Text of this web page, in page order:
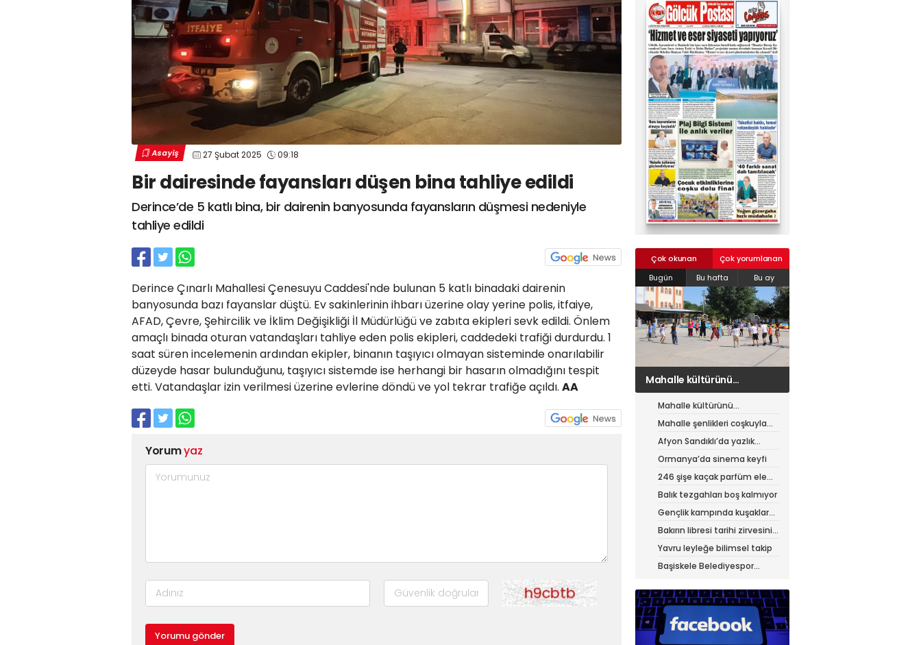
Asayiş 27 Şubat 2025 09:18
Bir dairesinde fayansları düşen bina tahliye edildi
Derince’de 5 katlı bina, bir dairenin banyosunda fayansların düşmesi nedeniyle
tahliye edildi
Derince Çınarlı Mahallesi Çenesuyu Caddesi'nde bulunan 5 katlı binadaki dairenin
banyosunda bazı fayanslar düştü. Ev sakinlerinin ihbarı üzerine olay yerine polis, itfaiye,
AFAD, Çevre, Şehircilik ve İklim Değişikliği İl Müdürlüğü ve zabıta ekipleri sevk edildi. Önlem
amaçlı binada oturan vatandaşları tahliye eden polis ekipleri, caddedeki trafiği durdurdu. 1
saat süren incelemenin ardından ekipler, binanın taşıyıcı olmayan sisteminde onarılabilir
düzeyde hasar bulunduğunu, taşıyıcı sistemde ise herhangi bir hasarın olmadığını tespit
etti. Vatandaşlar izin verilmesi üzerine evlerine döndü ve yol tekrar trafiğe açıldı. AA
Yorumyaz
Yorumu gönder
Çok okunan
Çok yorumlanan
Bugün
Bu hafta Bu ay
Mahalle şenlikleri coşkuyla
sürüyor
Mahalle kültürünü
canlandıran şenlik
Mahalle şenlikleri coşkuyla
sürüyor
Afyon Sandıklı’da yazlık
patates hasadı
Ormanya’da sinema keyfi
246 şişe kaçak parfüm ele
geçirildi
Balık tezgahları boş kalmıyor
Gençlik kampında kuşaklar
buluştu
Bakırın libresi tarihi zirvesini
test ediyor
Yavru leyleğe bilimsel takip
Başiskele Belediyespor
02624132333
haber@golcukpostasi.com